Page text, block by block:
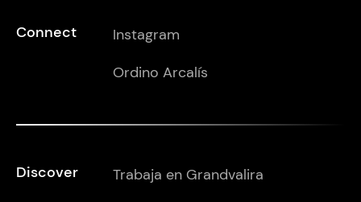
Connect
Instagram
Ordino Arcalís
Discover
Trabaja en Grandvalira